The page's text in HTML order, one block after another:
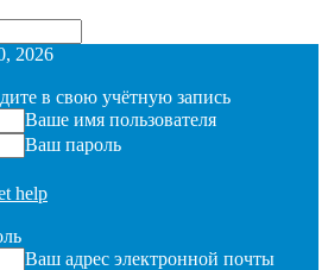
2026
в свою учётную запись
Ваше имя пользователя
Ваш пароль
help
Ваш адрес электронной почты